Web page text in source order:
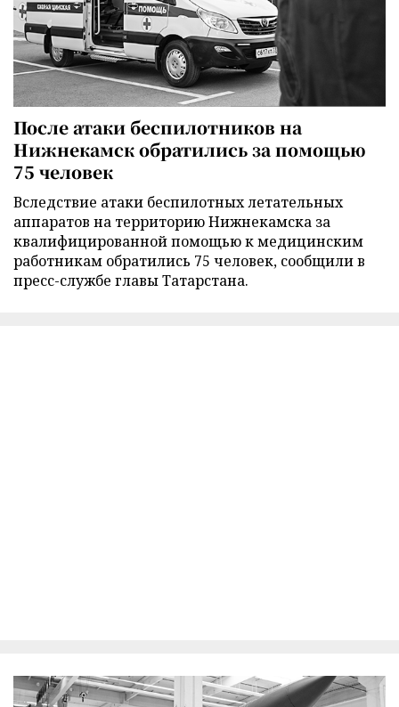
После атаки беспилотников на
Нижнекамск обратились за помощью
75 человек
Вследствие атаки беспилотных летательных
аппаратов на территорию Нижнекамска за
квалифицированной помощью к медицинским
работникам обратились 75 человек, сообщили в
пресс-службе главы Татарстана.